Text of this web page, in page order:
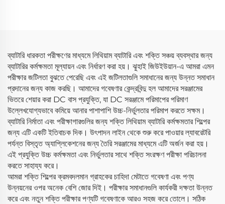
ব্যাটারি ধারকতা পরীক্ষণের মাধ্যমে লিথিয়াম ব্যাটারি এবং শক্তি সঞ্চয় ব্যবস্থার জন্য
ব্যাটারির কর্মক্ষমতা মূল্যায়ন এবং নির্ধারণ করা হয়। ঝুহাই জিউইউয়ান-এ আমরা এমন
পরীক্ষার জটিলতা বুঝতে পেরেছি এবং এই জটিলতাগুলি সমাধানের জন্য উন্নত সমাধান
প্রদানের জন্য কাজ করছি। আমাদের গবেষণার কেন্দ্রবিন্দু হল আমাদের সরঞ্জামের
ভিতরে শেয়ার করা DC বাস প্রযুক্তি, যা DC সরঞ্জামে পরিমাপের পরিমাণ
উল্লেখযোগ্যভাবে কমিয়ে আনার পাশাপাশি উচ্চ-নির্ভুলতার পরিমাপ করতে সক্ষম।
ব্যাটারি নির্মাতা এবং পরীক্ষাগারগুলির জন্য শক্তি লিথিয়াম ব্যাটারি কর্মক্ষমতার শিল্পের
জন্য এটি একটি ইতিবাচক দিক। উৎপাদন লাইন থেকে শুরু করে পাওয়ার ল্যাবরেটরি
পর্যন্ত বিস্তৃত অ্যাপ্লিকেশনের জন্য তৈরি সরঞ্জামের মাধ্যমে এটি অর্জন করা হয়।
এই প্রযুক্তি উচ্চ কর্মক্ষমতা এবং নির্ভুলতার সাথে শক্তি সংরক্ষণ পরীক্ষা পরিচালনা
করতে সাহায্য করে।
আমরা শক্তি শিল্পের ক্রমবদলমান গ্রাহকের চাহিদা মেটাতে গবেষণা এবং পণ্য
উন্নয়নের ওপর অনেক বেশি জোর দিই। পরীক্ষার সমাধানগুলি কার্যকরী দক্ষতা উন্নত
করে এবং নতুন শক্তি পরীক্ষার পণ্যটি গবেষণাকে আরও সহজ করে তোলে। সঠিক